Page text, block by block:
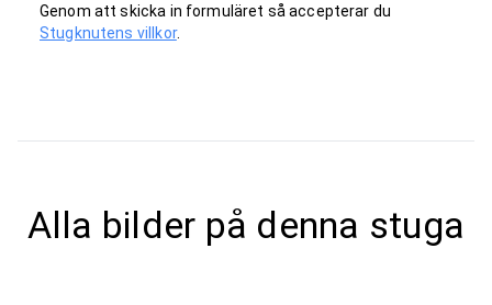
Genom att skicka in formuläret så accepterar du
Stugknutens villkor.
Alla bilder på denna stuga